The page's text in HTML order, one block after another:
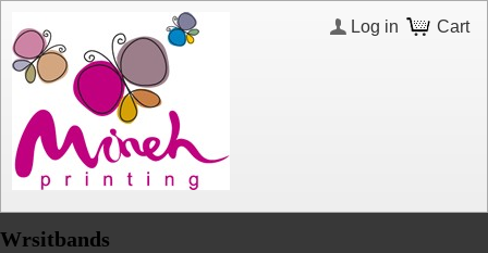
Cart
Log in
Wrsitbands